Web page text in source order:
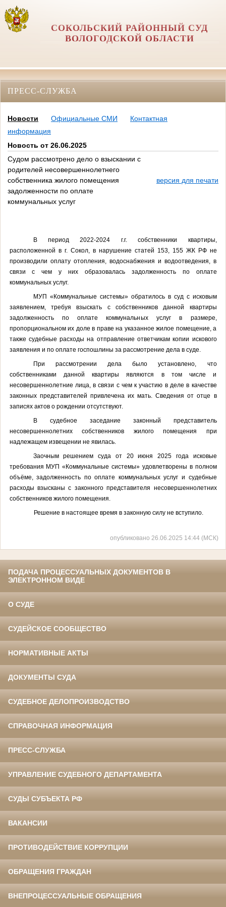
СОКОЛЬСКИЙ РАЙОННЫЙ СУД
ВОЛОГОДСКОЙ ОБЛАСТИ
ПРЕСС-СЛУЖБА
Новости Официальные СМИ
Контактная
информация
Новость от 26.06.2025
Судом рассмотрено дело о взыскании с
родителей несовершеннолетнего
собственника жилого помещения
задолженности по оплате
коммунальных услуг
версия для печати
В период 2022-2024 г.г. собственники квартиры,
расположенной в г. Сокол, в нарушение статей 153, 155 ЖК РФ не
производили оплату отопления, водоснабжения и водоотведения, в
связи с чем у них образовалась задолженность по оплате
коммунальных услуг.
МУП «Коммунальные системы» обратилось в суд с исковым
заявлением, требуя взыскать с собственников данной квартиры
задолженность по оплате коммунальных услуг в размере,
пропорциональном их доле в праве на указанное жилое помещение, а
также судебные расходы на отправление ответчикам копии искового
заявления и по оплате госпошлины за рассмотрение дела в суде.
При рассмотрении дела было установлено, что
собственниками данной квартиры являются в том числе и
несовершеннолетние лица, в связи с чем к участию в деле в качестве
законных представителей привлечена их мать. Сведения от отце в
записях актов о рождении отсутствуют.
В судебное заседание законный представитель
несовершеннолетних собственников жилого помещения при
надлежащем извещении не явилась.
Заочным решением суда от 20 июня 2025 года исковые
требования МУП «Коммунальные системы» удовлетворены в полном
объёме, задолженность по оплате коммунальных услуг и судебные
расходы взысканы с законного представителя несовершеннолетних
собственников жилого помещения
Решение внастоящее время в законную силу не вступило.
опубликовано 26.06.2025 14:44 (МСК)
ПОДАЧА ПРОЦЕССУАЛЬНЫХ ДОКУМЕНТОВ В
ЭЛЕКТРОННОМ ВИДЕ
О СУДЕ
СУДЕЙСКОЕ СООБЩЕСТВО
НОРМАТИВНЫЕ АКТЫ
ДОКУМЕНТЫ СУДА
СУДЕБНОЕ ДЕЛОПРОИЗВОДСТВО
СПРАВОЧНАЯ ИНФОРМАЦИЯ
ПРЕСС-СЛУЖБА
УПРАВЛЕНИЕ СУДЕБНОГО ДЕПАРТАМЕНТА
СУДЫ СУБЪЕКТА РФ
ВАКАНСИИ
ПРОТИВОДЕЙСТВИЕ КОРРУПЦИИ
ОБРАЩЕНИЯ ГРАЖДАН
ВНЕПРОЦЕССУАЛЬНЫЕ ОБРАЩЕНИЯ